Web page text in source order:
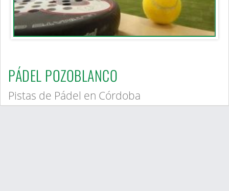
PÁDEL POZOBLANCO
Pistas de Pádel en Córdoba